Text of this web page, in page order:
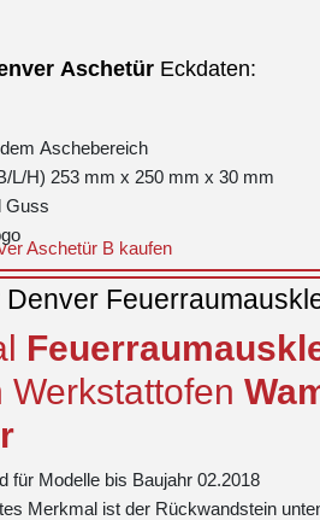
Aschetür Eckdaten:
Aschebereich
L/H) 253 mm x 250 mm x 30 mm
Guss
Aschetür B kaufen
Denver
Werkstattofen
für Modelle bis Baujahr 02.2018
Merkmal ist der Rückwandstein